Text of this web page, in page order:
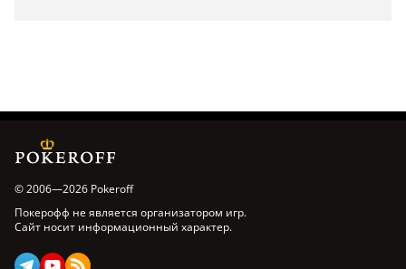
© 2006—2026 Pokeroff
Покерофф не является организатором игр.
Сайт носит информационный характер.